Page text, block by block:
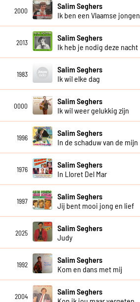
2000
Salim Seghers
Ik ben een Vlaamse jongen
2013
Salim Seghers
Ik heb je nodig deze nacht
1983
Salim Seghers
Ik wil elke dag
0000
Salim Seghers
Ik wil weer gelukkig zijn
1996
Salim Seghers
In de schaduw van de mijn
1976
Salim Seghers
In Lloret Del Mar
1997
Salim Seghers
Jij bent mooi jong en lief
2025
Salim Seghers
Judy
1992
Salim Seghers
Kom en dans met mij
2004
Salim Seghers